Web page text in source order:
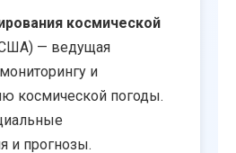
космической
— ведущая
и
космической погоды.
и прогнозы.